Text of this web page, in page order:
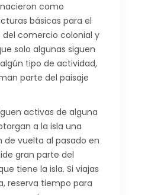
como
básicas para el
del comercio colonial y
solo algunas siguen
tipo de actividad,
parte del paisaje
activas de alguna
a la isla una
de vuelta al pasado en
gran parte del
tiene la isla. Si viajas
reserva tiempo para